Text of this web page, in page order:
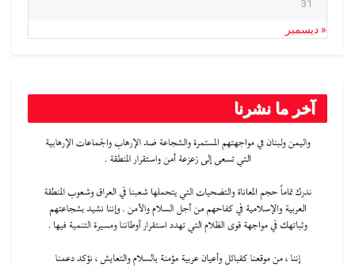
31
« ديسمبر
آخر ما نشرنا